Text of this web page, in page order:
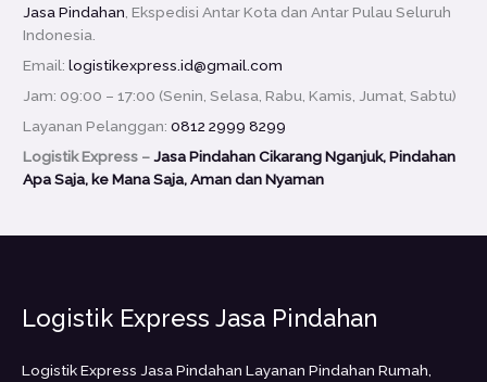
Jasa Pindahan, Ekspedisi Antar Kota dan Antar Pulau Seluruh
Indonesia.
Email:logistikexpress.id@gmail.com
Jam: 09:00 – 17:00 (Senin, Selasa, Rabu, Kamis, Jumat, Sabtu)
Layanan Pelanggan:0812 2999 8299
Logistik Express –Jasa Pindahan Cikarang Nganjuk, Pindahan
Apa Saja, ke Mana Saja, Aman dan Nyaman
Logistik Express Jasa Pindahan
Logistik Express Jasa Pindahan Layanan Pindahan Rumah,